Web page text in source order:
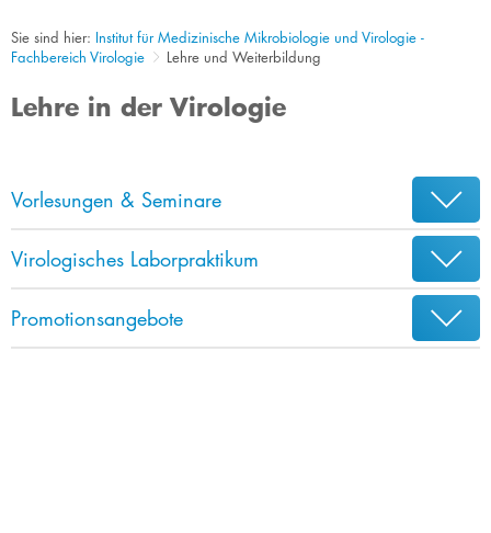
Sie sind hier: Institut für Medizinische Mikrobiologie und Virologie -
Fachbereich Virologie
Lehre und Weiterbildung
Lehre in der Virologie
Vorlesungen & Seminare
Virologisches Laborpraktikum
Promotionsangebote